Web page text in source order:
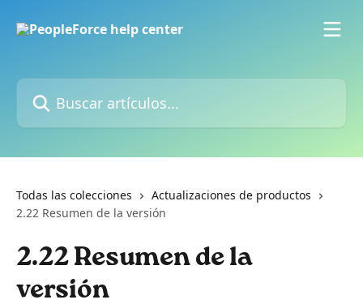
Buscar artículos...
Todas las colecciones
Actualizaciones de productos
2.22 Resumen de la versión
2.22 Resumen de la
versión